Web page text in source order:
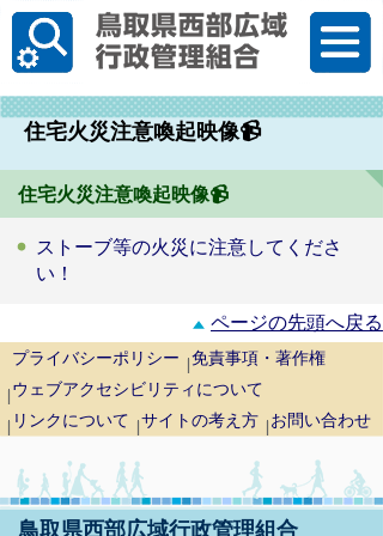
한국어
住宅火災注意喚起映像📹
住宅火災注意喚起映像📹
ストーブ等の火災に注意してくださ
い！
ページの先頭へ戻る
プライバシーポリシー
免責事項・著作権
ウェブアクセシビリティについて
リンクについて
サイトの考え方 お問い合わせ
鳥取県西部広域行政管理組合